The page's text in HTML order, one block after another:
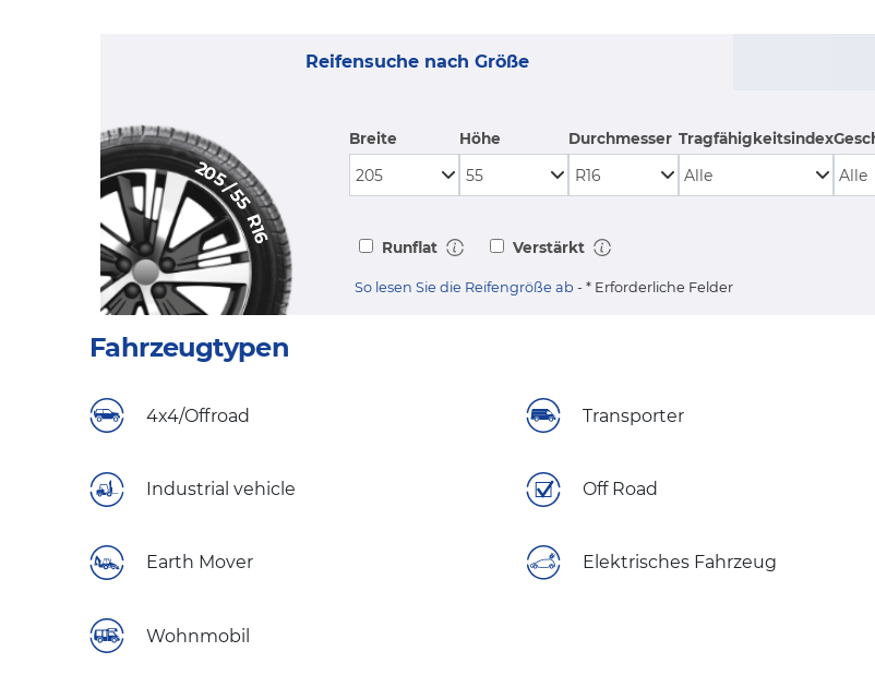
Reifensuche nach Größe
205/
55
R16
Breite Höhe Durchmesser Tragfähigkeitsindex
Runflat Verstärkt
So lesen Sie die Reifengröße ab - * Erforderliche Felder
Fahrzeugtypen
4x4/Offroad Transporter
Industrial vehicle Off Road
Earth Mover Elektrisches Fahrzeug
Wohnmobil